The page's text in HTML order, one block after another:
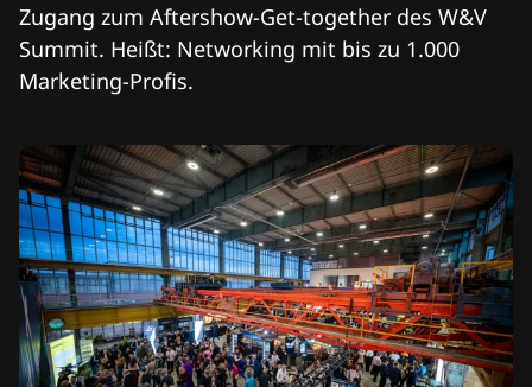
Zugang zum Aftershow-Get-together des W&V
Summit. Heißt: Networking mit bis zu 1.000
Marketing-Profis.